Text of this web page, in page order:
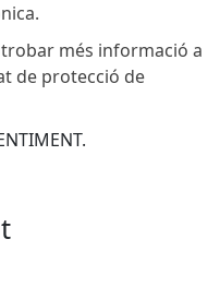
més informació a
de protecció de